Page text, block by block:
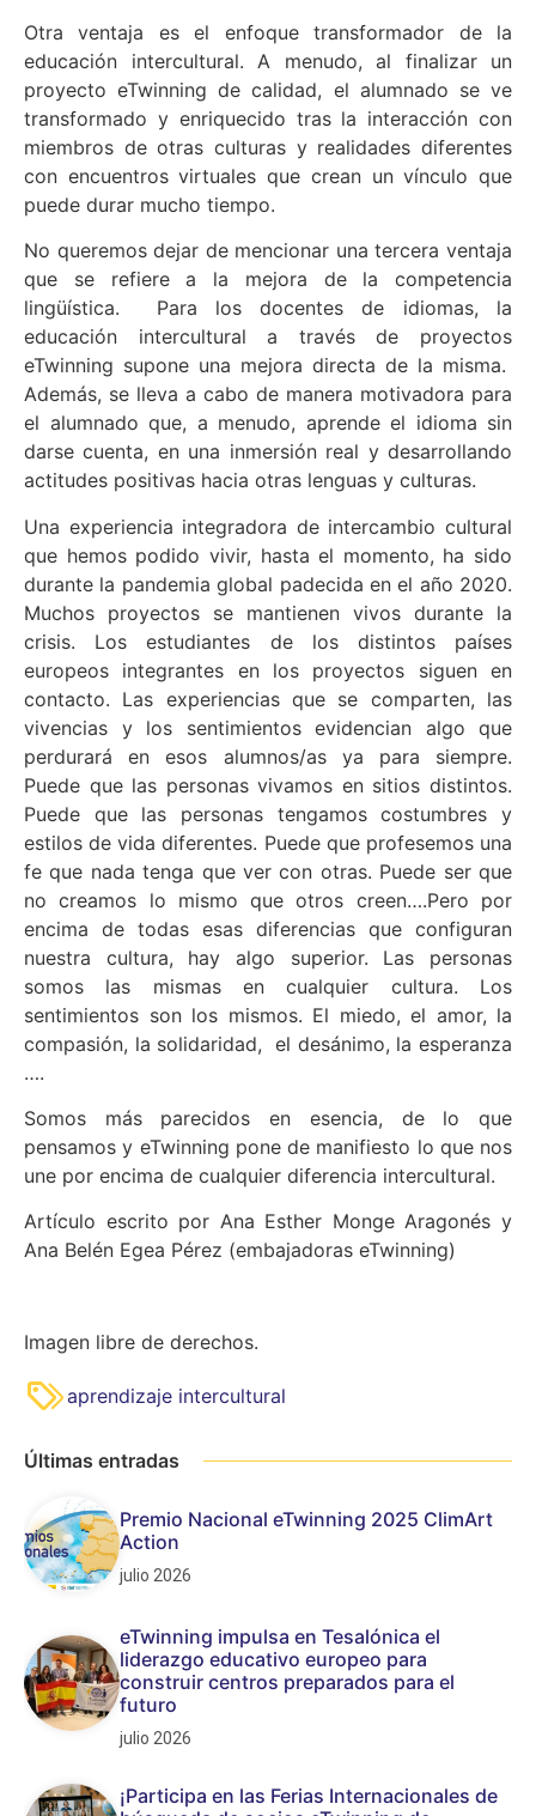
Otra ventaja es el enfoque transformador de la
educación intercultural. A menudo, al finalizar un
proyecto eTwinning de calidad, el alumnado se ve
transformado y enriquecido tras la interacción con
miembros de otras culturas y realidades diferentes
con encuentros virtuales que crean un vínculo que
puede durar mucho tiempo.
No queremos dejar de mencionar una tercera ventaja
que se refiere a la mejora de la competencia
lingüística. Para los docentes de idiomas, la
educación intercultural a través de proyectos
eTwinning supone una mejora directa de la misma.
Además, se lleva a cabo de manera motivadora para
el alumnado que, a menudo, aprende el idioma sin
darse cuenta, en una inmersión real y desarrollando
actitudes positivas hacia otras lenguas y culturas.
Una experiencia integradora de intercambio cultural
que hemos podido vivir, hasta el momento, ha sido
durante la pandemia global padecida en el año 2020.
Muchos proyectos se mantienen vivos durante la
crisis. Los estudiantes de los distintos países
europeos integrantes en los proyectos siguen en
contacto. Las experiencias que se comparten, las
vivencias y los sentimientos evidencian algo que
perdurará en esos alumnos/as ya para siempre.
Puede que las personas vivamos en sitios distintos.
Puede que las personas tengamos costumbres y
estilos de vida diferentes. Puede que profesemos una
fe que nada tenga que ver con otras. Puede ser que
no creamos lo mismo que otros creen….Pero por
encima de todas esas diferencias que configuran
nuestra cultura, hay algo superior. Las personas
somos las mismas en cualquier cultura. Los
sentimientos son los mismos. El miedo, el amor, la
compasión, la solidaridad, el desánimo, la esperanza
….
Somos más parecidos en esencia, de lo que
pensamos y eTwinning pone de manifiesto lo que nos
une por encima de cualquier diferencia intercultural.
Artículo escrito por Ana Esther Monge Aragonés y
Ana Belén Egea Pérez (embajadoras eTwinning)
Imagen libre de derechos.
aprendizaje intercultural
Últimas entradas
Premio Nacional eTwinning 2025 ClimArt
Action
julio 2026
eTwinning impulsa en Tesalónica el
liderazgo educativo europeo para
construir centros preparados para el
futuro
julio 2026
¡Participa en las Ferias Internacionales de